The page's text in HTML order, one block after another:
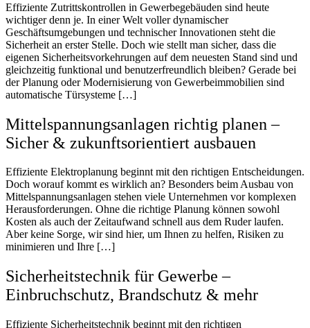
Effiziente Zutrittskontrollen in Gewerbegebäuden sind heute
wichtiger denn je. In einer Welt voller dynamischer
Geschäftsumgebungen und technischer Innovationen steht die
Sicherheit an erster Stelle. Doch wie stellt man sicher, dass die
eigenen Sicherheitsvorkehrungen auf dem neuesten Stand sind und
gleichzeitig funktional und benutzerfreundlich bleiben? Gerade bei
der Planung oder Modernisierung von Gewerbeimmobilien sind
automatische Türsysteme […]
Mittelspannungsanlagen richtig planen –
Sicher & zukunftsorientiert ausbauen
Effiziente Elektroplanung beginnt mit den richtigen Entscheidungen.
Doch worauf kommt es wirklich an? Besonders beim Ausbau von
Mittelspannungsanlagen stehen viele Unternehmen vor komplexen
Herausforderungen. Ohne die richtige Planung können sowohl
Kosten als auch der Zeitaufwand schnell aus dem Ruder laufen.
Aber keine Sorge, wir sind hier, um Ihnen zu helfen, Risiken zu
minimieren und Ihre […]
Sicherheitstechnik für Gewerbe –
Einbruchschutz, Brandschutz & mehr
Effiziente Sicherheitstechnik beginnt mit den richtigen